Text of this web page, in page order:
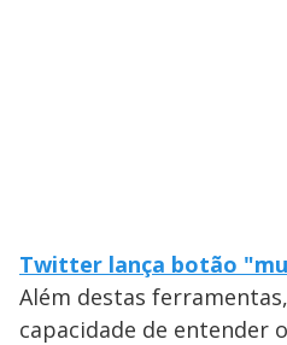
Twitter lança botão
Além destas
capacidade de entender